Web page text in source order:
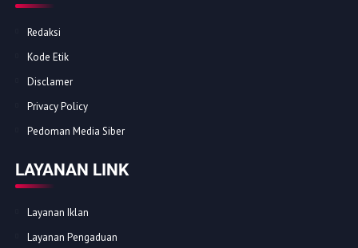
Redaksi
Kode Etik
Disclamer
Privacy Policy
Pedoman Media Siber
LAYANAN LINK
Layanan Iklan
Layanan Pengaduan